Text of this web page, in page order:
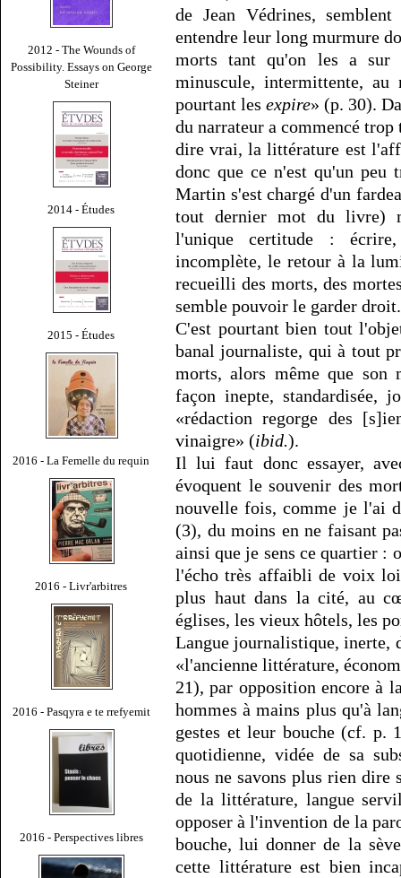
2012 - The Wounds of
Possibility. Essays on George
Steiner
2014 - Études
2015 - Études
2016 - La Femelle du requin
2016 - Livr'arbitres
2016 - Pasqyra e te rrefyemit
2016 - Perspectives libres
de Jean Védrines,
entendre leur long murmure
morts tant qu'on les a
minuscule, intermittente,
pourtant lesexpire» (p. 30).
du narrateur a commencé
dire vrai, la littérature est
donc que ce n'est qu'un peu
Martin s'est chargé d'un
tout dernier mot du livre)
l'unique certitude :
incomplète, le retour à la
recueilli des morts, des
semble pouvoir le garder droit.
C'est pourtant bien tout
banal journaliste, qui à tout
morts, alors même que
façon inepte, standardisée,
«rédaction regorge des
vinaigre» (ibid.).
Il lui faut donc essayer,
évoquent le souvenir des
nouvelle fois, comme je l'ai
(3), du moins en ne faisant
ainsi que je sens ce quartier :
l'écho très affaibli de voix
plus haut dans la cité, au
églises, les vieux hôtels, les
Langue journalistique, inerte,
«l'ancienne littérature,
21), par opposition encore à
hommes à mains plus qu'à
gestes et leur bouche (cf. p.
quotidienne, vidée de sa
nous ne savons plus rien dire
de la littérature, langue
opposer à l'invention de la
bouche, lui donner de la
cette littérature est bien